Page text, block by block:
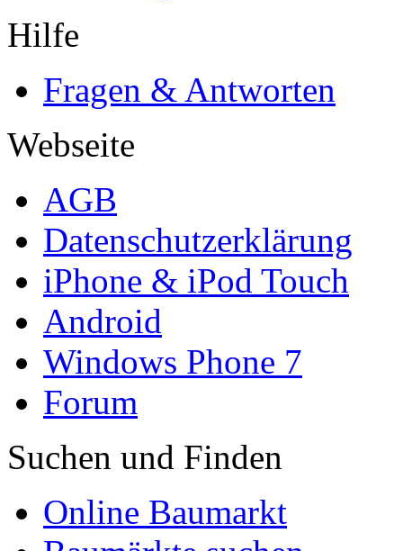
Hilfe
Fragen & Antworten
Webseite
AGB
Datenschutzerklärung
iPhone & iPod Touch
Android
Windows Phone 7
Forum
Suchen und Finden
Online Baumarkt